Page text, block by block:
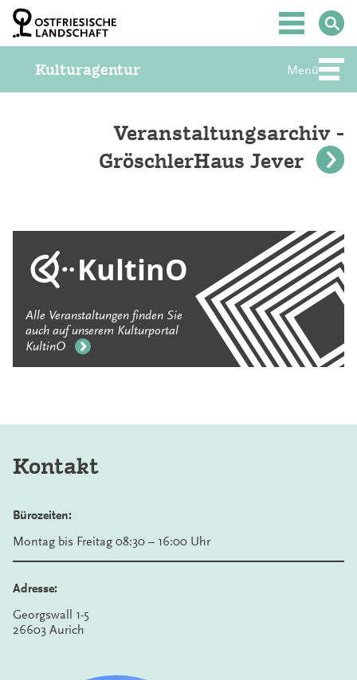
a
Hauptmenü
Kulturagentur Menü
Veranstaltungsarchiv -
GröschlerHaus Jever
KultinO
Alle Veranstaltungen finden Sie
auch auf unserem Kulturportal
KultinO
Kontakt
Bürozeiten:
Montag bis Freitag 08:30 – 16:00 Uhr
Adresse:
Georgswall 1-5
26603 Aurich